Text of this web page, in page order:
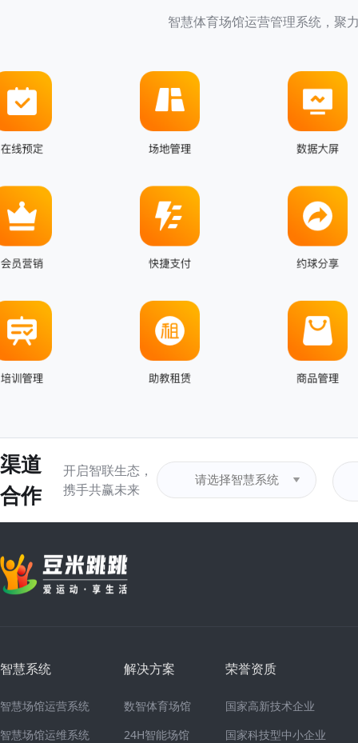
智慧体育场馆运营管理系统，聚
渠道
合作
开启智联生态，
携手共赢未来
智慧系统
智慧场馆运营系统
智慧场馆运维系统
解决方案
数智体育场馆
24H智能场馆
荣誉资质
国家高新技术企业
国家科技型中小企业